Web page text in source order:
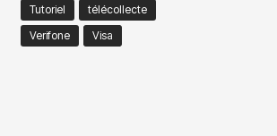
Tutoriel
télécollecte
Verifone
Visa